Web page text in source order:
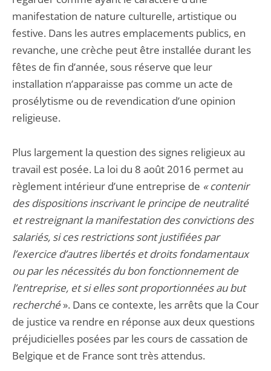
manifestation de nature culturelle, artistique ou
festive. Dans les autres emplacements publics, en
revanche, une crèche peut être installée durant les
fêtes de fin d’année, sous réserve que leur
installation n’apparaisse pas comme un acte de
prosélytisme ou de revendication d’une opinion
religieuse.
Plus largement la question des signes religieux au
travail est posée. La loi du 8 août 2016 permet au
règlement intérieur d’une entreprise de « contenir
des dispositions inscrivant le principe de neutralité
et restreignant la manifestation des convictions des
salariés, si ces restrictions sont justifiées par
l’exercice d’autres libertés et droits fondamentaux
ou par les nécessités du bon fonctionnement de
l’entreprise, et si elles sont proportionnées au but
recherché». Dans ce contexte, les arrêts que la Cour
de justice va rendre en réponse aux deux questions
préjudicielles posées par les cours de cassation de
Belgique et de France sont très attendus.